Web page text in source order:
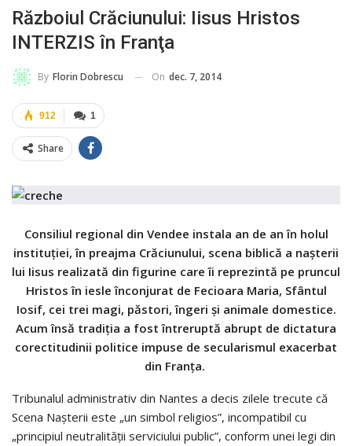
Războiul Crăciunului: Iisus Hristos
INTERZIS în Franţa
By Florin Dobrescu On dec. 7, 2014
1
912
Share
Consiliul regional din Vendee instala an de an în holul
instituţiei, în preajma Crăciunului, scena biblică a naşterii
lui Iisus realizată din figurine care îi reprezintă pe pruncul
Hristos în iesle înconjurat de Fecioara Maria, Sfântul
Iosif, cei trei magi, păstori, îngeri şi animale domestice.
Acum însă tradiţia a fost întreruptă abrupt de dictatura
corectitudinii politice impuse de secularismul exacerbat
din Franţa.
Tribunalul administrativ din Nantes a decis zilele trecute că
Scena Nașterii este „un simbol religios”, incompatibil cu
„principiul neutralității serviciului public”, conform unei legi din